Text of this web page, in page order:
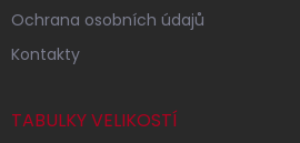
Ochrana osobních údajů
Kontakty
TABULKY VELIKOSTÍ